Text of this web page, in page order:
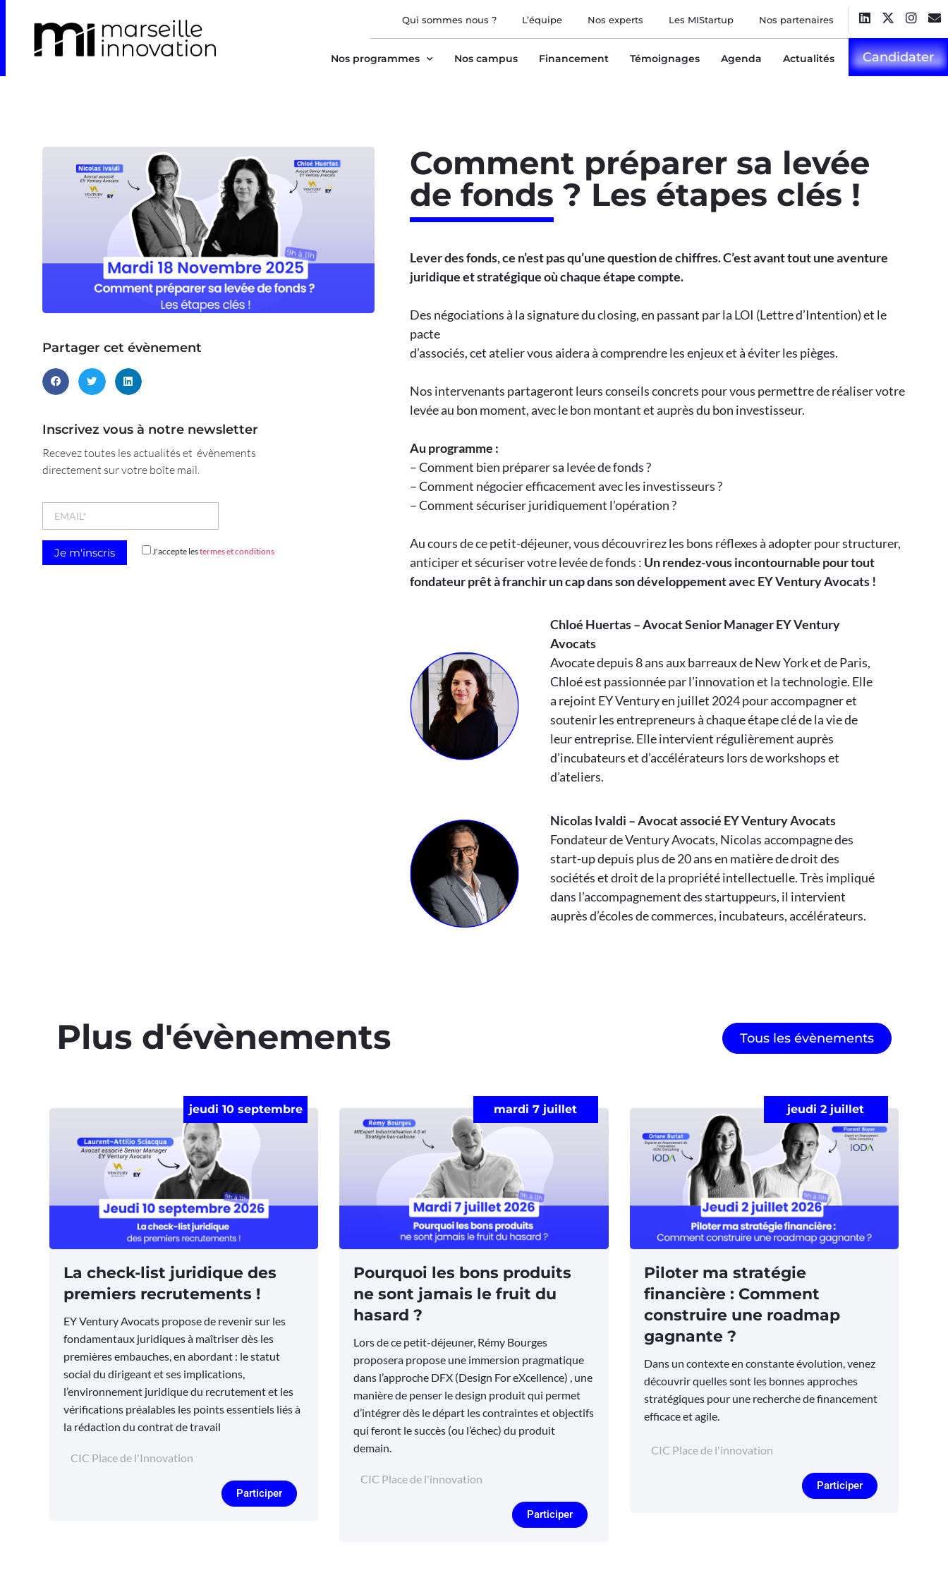
Qui sommes nous ? L’équipe Nos experts Les MIStartup Nos partenaires
Nos programmes Nos campus Financement Témoignages Agenda Actualités Candidater
Partager cet évènement
Inscrivez vous à notre newsletter
Recevez toutes les actualités et évènements
directement sur votre boîte mail.
J'accepte lestermes et conditions
Comment préparer sa levée
de fonds ? Les étapes clés !
Lever des fonds, ce n’est pas qu’une question de chiffres. C’est avant tout une aventure
juridique et stratégique où chaque étape compte.
Des négociations à la signature du closing, en passant par la LOI (Lettre d’Intention) et le
pacte
d’associés, cet atelier vous aidera à comprendre les enjeux et à éviter les pièges.
Nos intervenants partageront leurs conseils concrets pour vous permettre de réaliser votre
levée au bon moment, avec le bon montant et auprès du bon investisseur.
Au programme :
– Comment bien préparer sa levée de fonds ?
– Comment négocier efficacement avec les investisseurs ?
– Comment sécuriser juridiquement l’opération ?
Au cours de ce petit-déjeuner, vous découvrirez les bons réflexes à adopter pour structurer,
anticiper et sécuriser votre levée de fonds : Un rendez-vous incontournable pour tout
fondateur prêt à franchir un cap dans son développement avec EY Ventury Avocats !
Chloé Huertas – Avocat Senior Manager EY Ventury
Avocats
Avocate depuis 8 ans aux barreaux de New York et de Paris,
Chloé est passionnée par l’innovation et la technologie. Elle
a rejoint EY Ventury en juillet 2024 pour accompagner et
soutenir les entrepreneurs à chaque étape clé de la vie de
leur entreprise. Elle intervient régulièrement auprès
d’incubateurs et d’accélérateurs lors de workshops et
d’ateliers.
Nicolas Ivaldi – Avocat associé EY Ventury Avocats
Fondateur de Ventury Avocats, Nicolas accompagne des
start-up depuis plus de 20 ans en matière de droit des
sociétés et droit de la propriété intellectuelle. Très impliqué
dans l’accompagnement des startuppeurs, il intervient
auprès d’écoles de commerces, incubateurs, accélérateurs.
Plus d'évènements​ Tous les évènements
jeudi 10 septembre
La check-list juridique des
premiers recrutements !
EY Ventury Avocats propose de revenir sur les
fondamentaux juridiques à maîtriser dès les
premières embauches, en abordant : le statut
social du dirigeant et ses implications,
l’environnement juridique du recrutement et les
vérifications préalables les points essentiels liés à
la rédaction du contrat de travail
CIC Place de l'Innovation
Participer
mardi 7 juillet
Pourquoi les bons produits
ne sont jamais le fruit du
hasard ?
Lors de ce petit-déjeuner, Rémy Bourges
proposera propose une immersion pragmatique
dans l’approche DFX (Design For eXcellence) , une
manière de penser le design produit qui permet
d’intégrer dès le départ les contraintes et objectifs
qui feront le succès (ou l’échec) du produit
demain.
CIC Place de l'innovation
Participer
jeudi 2 juillet
Piloter ma stratégie
financière : Comment
construire une roadmap
gagnante ?
Dans un contexte en constante évolution, venez
découvrir quelles sont les bonnes approches
stratégiques pour une recherche de financement
efficace et agile.
CIC Place de l'innovation
Participer